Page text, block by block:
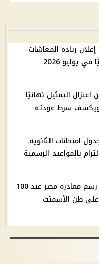
زيادة المعاشات
يوليو 2026
التمثيل نهائيًا
شرط عودته
امتحانات الثانوية
البرلمان يناقش توحيد رسم مغادرة مصر عند 100